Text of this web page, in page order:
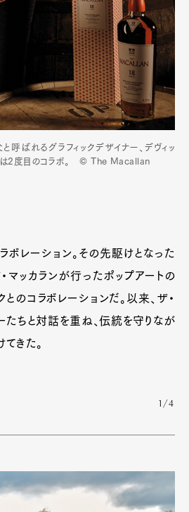
呼ばれるグラフィックデザイナー、デヴィッ
とは2度目のコラボ。 © The Macallan
ボレーション。その先駆けとなった
マッカランが行ったポップアートの
とのコラボレーションだ。以来、ザ・
たちと対話を重ね、伝統を守りなが
きた。
1/4